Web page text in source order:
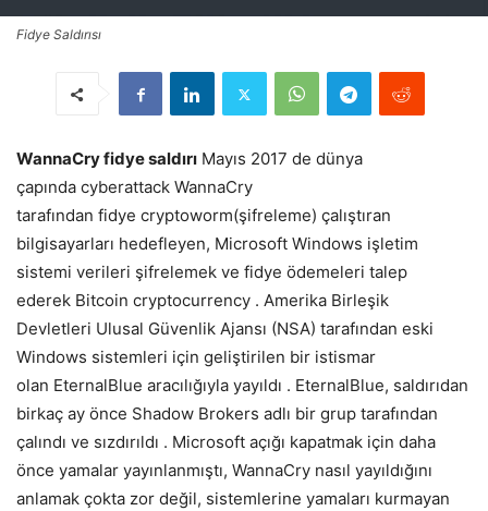
Fidye Saldırısı
WannaCry fidye saldırı Mayıs 2017 de dünya
çapında cyberattack WannaCry
tarafından fidye cryptoworm(şifreleme) çalıştıran
bilgisayarları hedefleyen, Microsoft Windows işletim
sistemi verileri şifrelemek ve fidye ödemeleri talep
ederek Bitcoin cryptocurrency . Amerika Birleşik
Devletleri Ulusal Güvenlik Ajansı (NSA) tarafından eski
Windows sistemleri için geliştirilen bir istismar
olan EternalBlue aracılığıyla yayıldı . EternalBlue, saldırıdan
birkaç ay önce Shadow Brokers adlı bir grup tarafından
çalındı ​​ve sızdırıldı . Microsoft açığı kapatmak için daha
önce yamalar yayınlanmıştı, WannaCry nasıl yayıldığını
anlamak çokta zor değil, sistemlerine yamaları kurmayan